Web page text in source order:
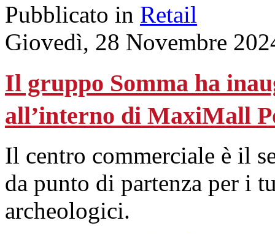
Pubblicato in Retail
Giovedì, 28 Novembre
Il gruppo Somma ha
all’interno di MaxiMall
Il centro commerciale è il
da punto di partenza per i
archeologici.